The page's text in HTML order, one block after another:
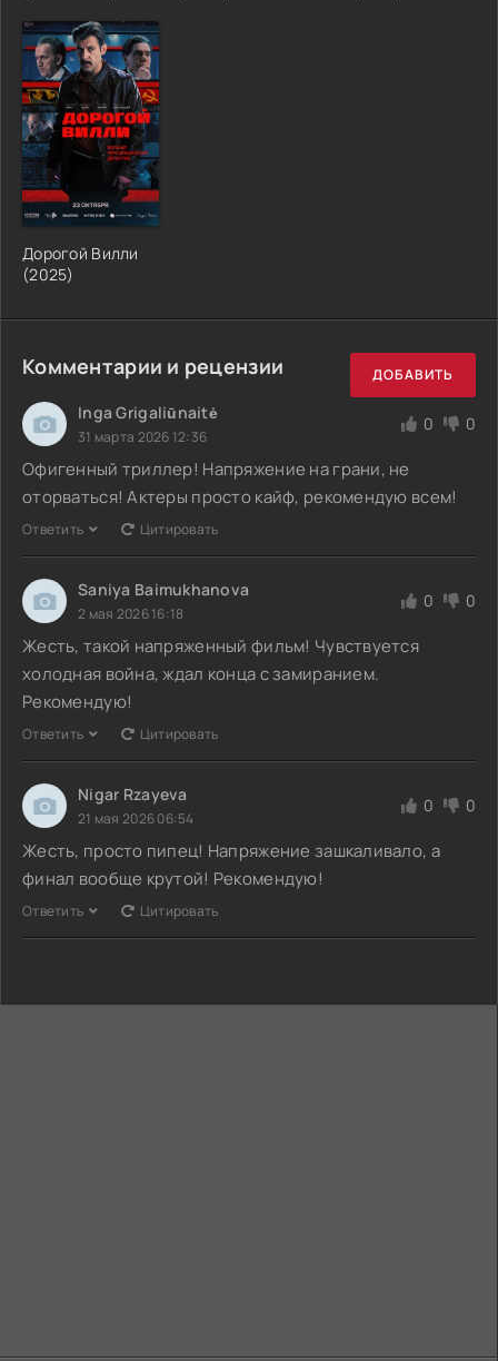
Дорогой Вилли
(2025)
Комментарии и рецензии ДОБАВИТЬ
Inga Grigaliūnaitė
31 марта 2026 12:36
0 0
Офигенный триллер! Напряжение на грани, не
оторваться! Актеры просто кайф, рекомендую всем!
Ответить Цитировать
Saniya Baimukhanova
2 мая 2026 16:18
0 0
Жесть, такой напряженный фильм! Чувствуется
холодная война, ждал конца с замиранием.
Рекомендую!
Ответить Цитировать
Nigar Rzayeva
21 мая 2026 06:54
0 0
Жесть, просто пипец! Напряжение зашкаливало, а
финал вообще крутой! Рекомендую!
Ответить Цитировать